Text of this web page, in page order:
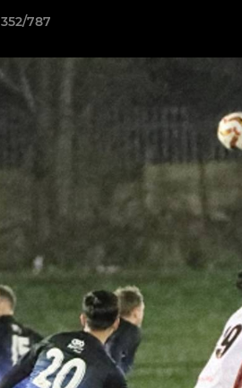
352/787